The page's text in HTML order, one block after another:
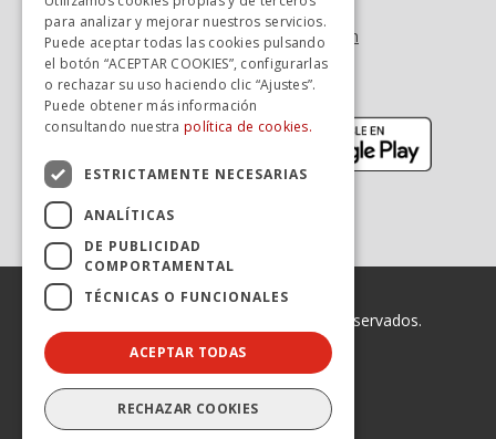
Tel. +34 900 923 181
info.zaragoza@avanzagrupo.com
Sugerencias y reclamaciones
Descarga la APP:
(se abre en nueva ventana)
(se
© 2026 Avanza. Todos los derechos reservados.
Enlaces legales
Declaración de Accesibilidad
Aviso legal
Política de privacidad
Política de cookies
para analizar y mejorar nuestros servicios.
Puede aceptar todas las cookies pulsando
el botón “ACEPTAR COOKIES”, configurarlas
o rechazar su uso haciendo clic “Ajustes”.
Puede obtener más información
consultando nuestra política de cookies.
ESTRICTAMENTE NECESARIAS
ANALÍTICAS
DE PUBLICIDAD
COMPORTAMENTAL
TÉCNICAS O FUNCIONALES
ACEPTAR TODAS
RECHAZAR COOKIES